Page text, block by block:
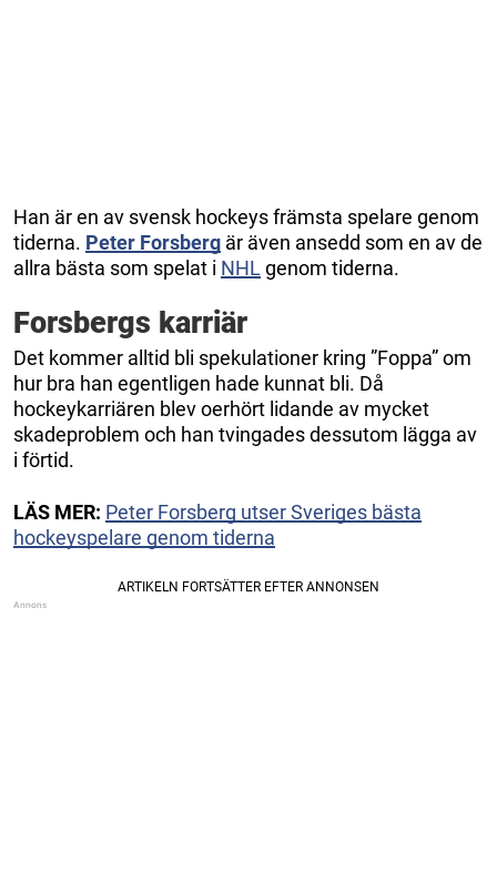
Han är en av svensk hockeys främsta spelare genom
tiderna. Peter Forsberg är även ansedd som en av de
allra bästa som spelat i NHL genom tiderna.
Forsbergs karriär
Det kommer alltid bli spekulationer kring ”Foppa” om
hur bra han egentligen hade kunnat bli. Då
hockeykarriären blev oerhört lidande av mycket
skadeproblem och han tvingades dessutom lägga av
i förtid.
LÄS MER: Peter Forsberg utser Sveriges bästa
hockeyspelare genom tiderna